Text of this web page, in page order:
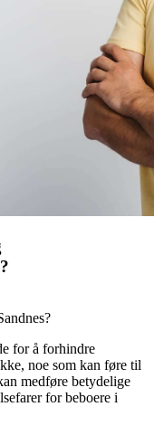
for å forhindre
noe som kan føre til
medføre betydelige
for beboere i